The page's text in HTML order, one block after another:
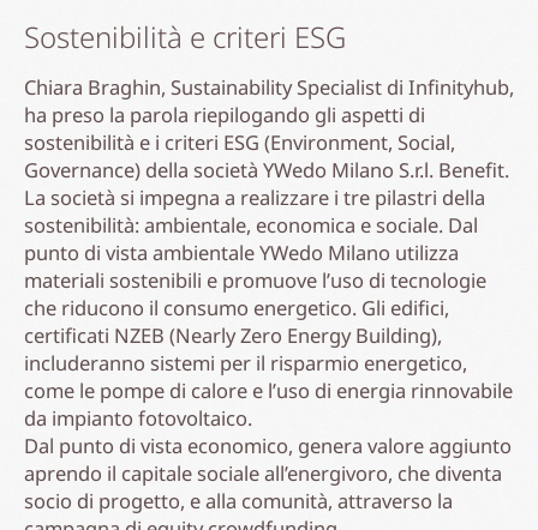
Sostenibilità e criteri ESG
Chiara Braghin, Sustainability Specialist di Infinityhub,
ha preso la parola riepilogando gli aspetti di
sostenibilità e i criteri ESG (Environment, Social,
Governance) della società YWedo Milano S.r.l. Benefit.
La società si impegna a realizzare i tre pilastri della
sostenibilità: ambientale, economica e sociale. Dal
punto di vista ambientale YWedo Milano utilizza
materiali sostenibili e promuove l’uso di tecnologie
che riducono il consumo energetico. Gli edifici,
certificati NZEB (Nearly Zero Energy Building),
includeranno sistemi per il risparmio energetico,
come le pompe di calore e l’uso di energia rinnovabile
da impianto fotovoltaico.
Dal punto di vista economico, genera valore aggiunto
aprendo il capitale sociale all’energivoro, che diventa
socio di progetto, e alla comunità, attraverso la